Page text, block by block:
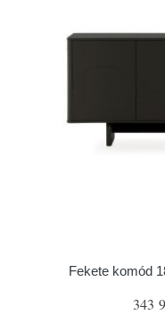
Fekete komód
343